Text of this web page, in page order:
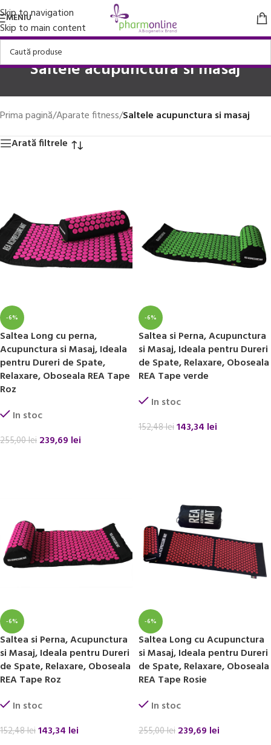
Skip to navigation
Skip to main content
MENIU
Saltele acupunctura si masaj
Prima pagină/Aparate fitness/Saltele acupunctura si masaj
Arată filtrele
-6%
Saltea Long cu perna,
Acupunctura si Masaj, Ideala
pentru Dureri de Spate,
Relaxare, Oboseala REA Tape
Roz
In stoc
255,00lei 239,69 lei
-6%
Saltea si Perna, Acupunctura
si Masaj, Ideala pentru Dureri
de Spate, Relaxare, Oboseala
REA Tape verde
In stoc
152,48lei143,34 lei
-6%
Saltea si Perna, Acupunctura
si Masaj, Ideala pentru Dureri
de Spate, Relaxare, Oboseala
REA Tape Roz
In stoc
152,48lei143,34 lei
-6%
Saltea Long cu Acupunctura
si Masaj, Ideala pentru Dureri
de Spate, Relaxare, Oboseala
REA Tape Rosie
In stoc
255,00lei 239,69 lei